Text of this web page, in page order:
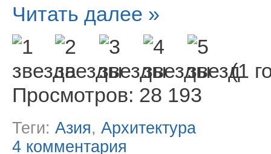
Читать далее »
(1
Просмотров: 28 193
Теги: Азия, Архитектура
4 комментария